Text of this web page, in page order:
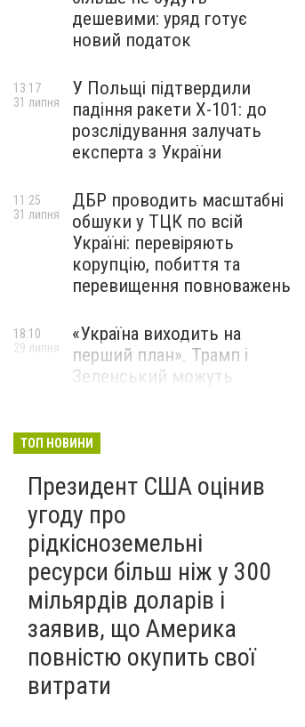
Правоохоронці викрили зловмисницю, яка
(фото) - фото 1
дешевими: уряд готує
новий податок
У Польщі підтвердили
падіння ракети Х-101: до
розслідування залучать
експерта з України
13:17
31 липня
ДБР проводить масштабні
обшуки у ТЦК по всій
Україні: перевіряють
корупцію, побиття та
перевищення повноважень
11:25
31 липня
«Україна виходить на
перший план». Трамп і
Зеленський можуть
18:10
29 липня
навчання зі зміцнення
доброчесності й
ефективного урядування
29 липня
ТОП НОВИНИ
Президент США оцінив
угоду про
рідкісноземельні
ресурси більш ніж у 300
мільярдів доларів і
заявив, що Америка
повністю окупить свої
витрати